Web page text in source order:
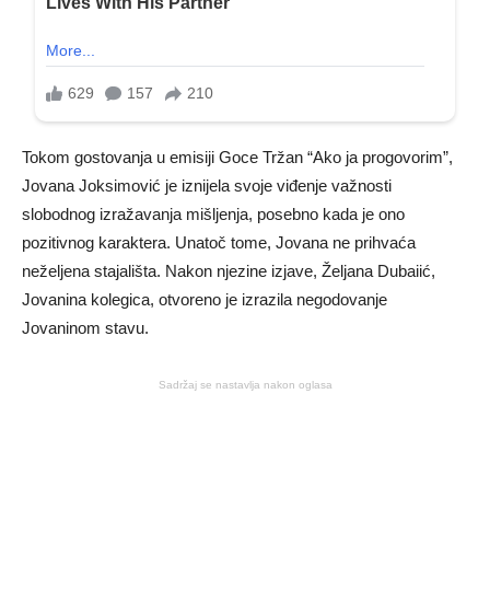
Tokom gostovanja u emisiji Goce Tržan “Ako ja progovorim”,
Jovana Joksimović je iznijela svoje viđenje važnosti
slobodnog izražavanja mišljenja, posebno kada je ono
pozitivnog karaktera. Unatoč tome, Jovana ne prihvaća
neželjena stajališta. Nakon njezine izjave, Željana Dubaiić,
Jovanina kolegica, otvoreno je izrazila negodovanje
Jovaninom stavu.
Sadržaj se nastavlja nakon oglasa